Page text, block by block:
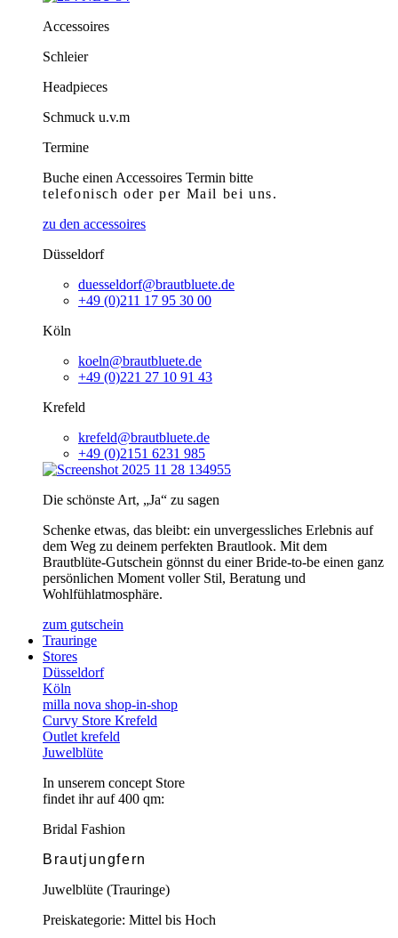
Accessoires
Schleier
Headpieces
Schmuck u.v.m
Termine
Buche einen Accessoires Termin bitte
telefonischoder per Mail bei uns.
zu den accessoires
Düsseldorf
duesseldorf@brautbluete.de
+49 (0)211 17 95 30 00
Köln
koeln@brautbluete.de
+49 (0)221 27 10 91 43
Krefeld
krefeld@brautbluete.de
+49 (0)2151 6231 985
Die schönste Art, „Ja“ zu sagen
Schenke etwas, das bleibt: ein unvergessliches Erlebnis auf
dem Weg zu deinem perfekten Brautlook. Mit dem
Brautblüte-Gutschein gönnst du einer Bride-to-be einen ganz
persönlichen Moment voller Stil, Beratung und
Wohlfühlatmosphäre.
zum gutschein
Trauringe
Stores
Düsseldorf
Köln
milla nova shop-in-shop
Curvy Store Krefeld
Outlet krefeld
Juwelblüte
In unserem concept Store
findet ihr auf 400 qm:
Bridal Fashion
Brautjungfern
Juwelblüte (Trauringe)
Preiskategorie: Mittel bis Hoch